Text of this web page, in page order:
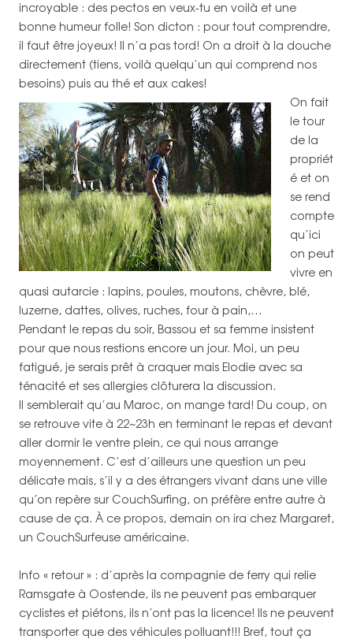
incroyable : des pectos en veux-tu en voilà et une
bonne humeur folle! Son dicton : pour tout comprendre,
il faut être joyeux! Il n’a pas tord! On a droit à la douche
directement (tiens, voilà quelqu’un qui comprend nos
besoins) puis au thé et aux cakes!
On fait
le tour
de la
propriét
é et on
se rend
compte
qu’ici
on peut
vivre en
quasi autarcie : lapins, poules, moutons, chèvre, blé,
luzerne, dattes, olives, ruches, four à pain,…
Pendant le repas du soir, Bassou et sa femme insistent
pour que nous restions encore un jour. Moi, un peu
fatigué, je serais prêt à craquer mais Elodie avec sa
ténacité et ses allergies clôturera la discussion.
Il semblerait qu’au Maroc, on mange tard! Du coup, on
se retrouve vite à 22~23h en terminant le repas et devant
aller dormir le ventre plein, ce qui nous arrange
moyennement. C’est d’ailleurs une question un peu
délicate mais, s’il y a des étrangers vivant dans une ville
qu’on repère sur CouchSurfing, on préfère entre autre à
cause de ça. À ce propos, demain on ira chez Margaret,
un CouchSurfeuse américaine.
Info « retour » : d’après la compagnie de ferry qui relie
Ramsgate à Oostende, ils ne peuvent pas embarquer
cyclistes et piétons, ils n’ont pas la licence! Ils ne peuvent
transporter que des véhicules polluant!!! Bref, tout ça